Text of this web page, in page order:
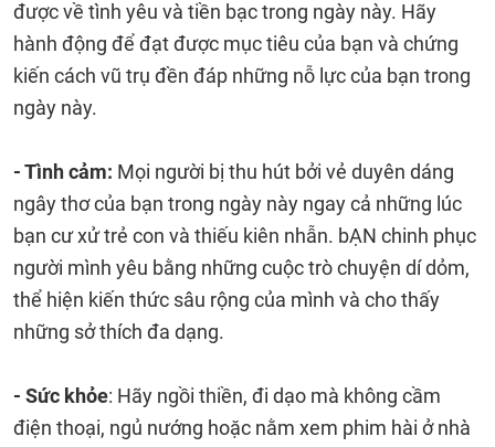
được về tình yêu và tiền bạc trong ngày này. Hãy
hành động để đạt được mục tiêu của bạn và chứng
kiến cách ​​vũ trụ đền đáp những nỗ lực của bạn trong
ngày này.
- Tình cảm: Mọi người bị thu hút bởi vẻ duyên dáng
ngây thơ của bạn trong ngày này ngay cả những lúc
bạn cư xử trẻ con và thiếu kiên nhẫn. bẠN chinh phục
người mình yêu bằng những cuộc trò chuyện dí dỏm,
thể hiện kiến ​​thức sâu rộng của mình và cho thấy
những sở thích đa dạng.
- Sức khỏe: Hãy ngồi thiền, đi dạo mà không cầm
điện thoại, ngủ nướng hoặc nằm xem phim hài ở nhà